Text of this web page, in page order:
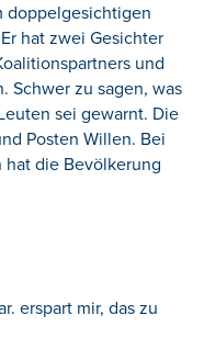
doppelgesichtigen
hat zwei Gesichter
und
Schwer zu sagen, was
sei gewarnt. Die
Posten Willen. Bei
hat die Bevölkerung
erspart mir, das zu